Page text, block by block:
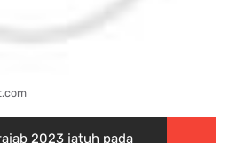
2023 jatuh pada